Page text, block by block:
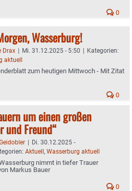
0
Wasserburg!
Drax | Mi. 31.12.2025 - 5:50 | Kategorien:
aktuell
zum heutigen Mittwoch - Mit Zitat
0
um einen großen
und Freund“
| Di. 30.12.2025 -
Aktuell, Wasserburg aktuell
nimmt in tiefer Trauer
Markus Bauer
0